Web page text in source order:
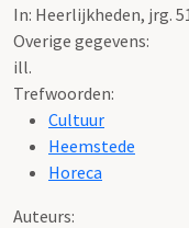
In: Heerlijkheden, jrg.
Overige gegevens:
ill.
Trefwoorden:
Cultuur
Heemstede
Horeca
Auteurs: